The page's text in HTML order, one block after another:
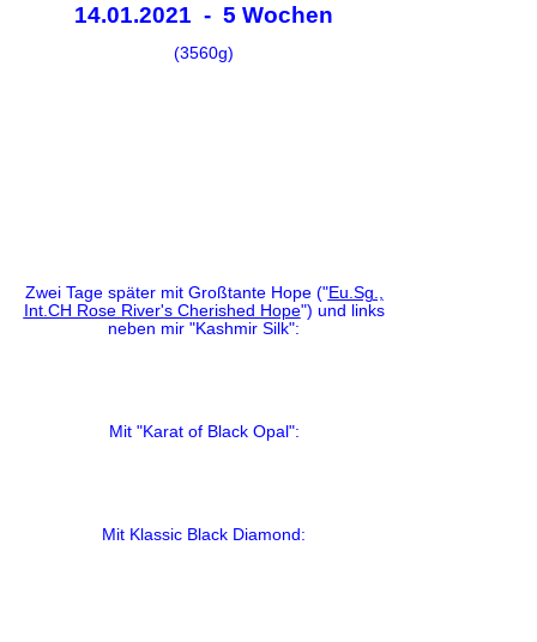
14.01.2021 - 5 Wochen
(3560g)
Zwei Tage später mit Großtante Hope ("Eu.Sg.,
Int.CH Rose River's Cherished Hope") und links
neben mir "Kashmir Silk":
Mit "Karat of Black Opal":
Mit Klassic Black Diamond: